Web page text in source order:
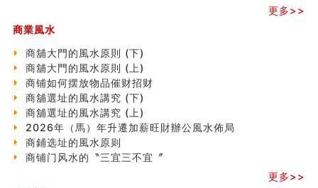
中國改革開放總設計師鄧小平命造 (名人八字淺析八）
测字（实例解释）
精选1000个五行属火的字
玄空本义(七)
刘燮鈞讲人相 手纹与命运(二)
商铺如何摆放物品催财招财
极其旺夫的女人面相
家居常見風水形煞及化解方法 (二)
居家風水懶人包！房子煞氣怎麼看？風水禁忌有哪些？有
這樣風水的房子別�
南半球的八字如何推排
更多>>
商業風水
商舖大門的風水原則 (下)
商舖大門的風水原則 (上)
商铺如何摆放物品催财招财
商舖選址的風水講究 (下)
商舖選址的風水講究 (上)
2026年（馬）年升遷加薪旺財辦公風水佈局
商鋪选址的風水原则
商铺门风水的〝三宜三不宜〞
更多>>